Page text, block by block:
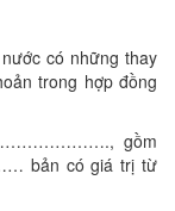
có những thay
trong hợp đồng
gồm
bản có giá trị từ